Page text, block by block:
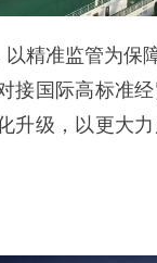
准监管为保
接国际高标准
升级，以更大